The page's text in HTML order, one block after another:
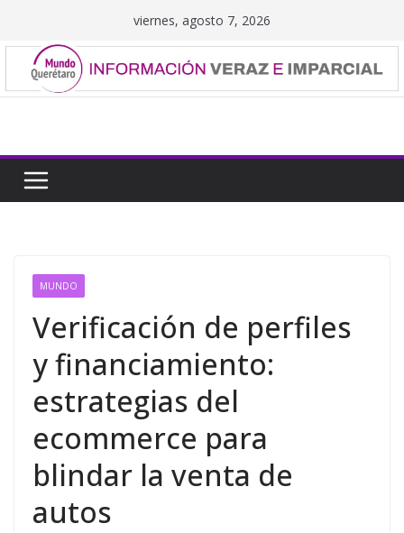
contenido
viernes, agosto 7, 2026
MUNDO
Verificación de perfiles
y financiamiento:
estrategias del
ecommerce para
blindar la venta de
autos